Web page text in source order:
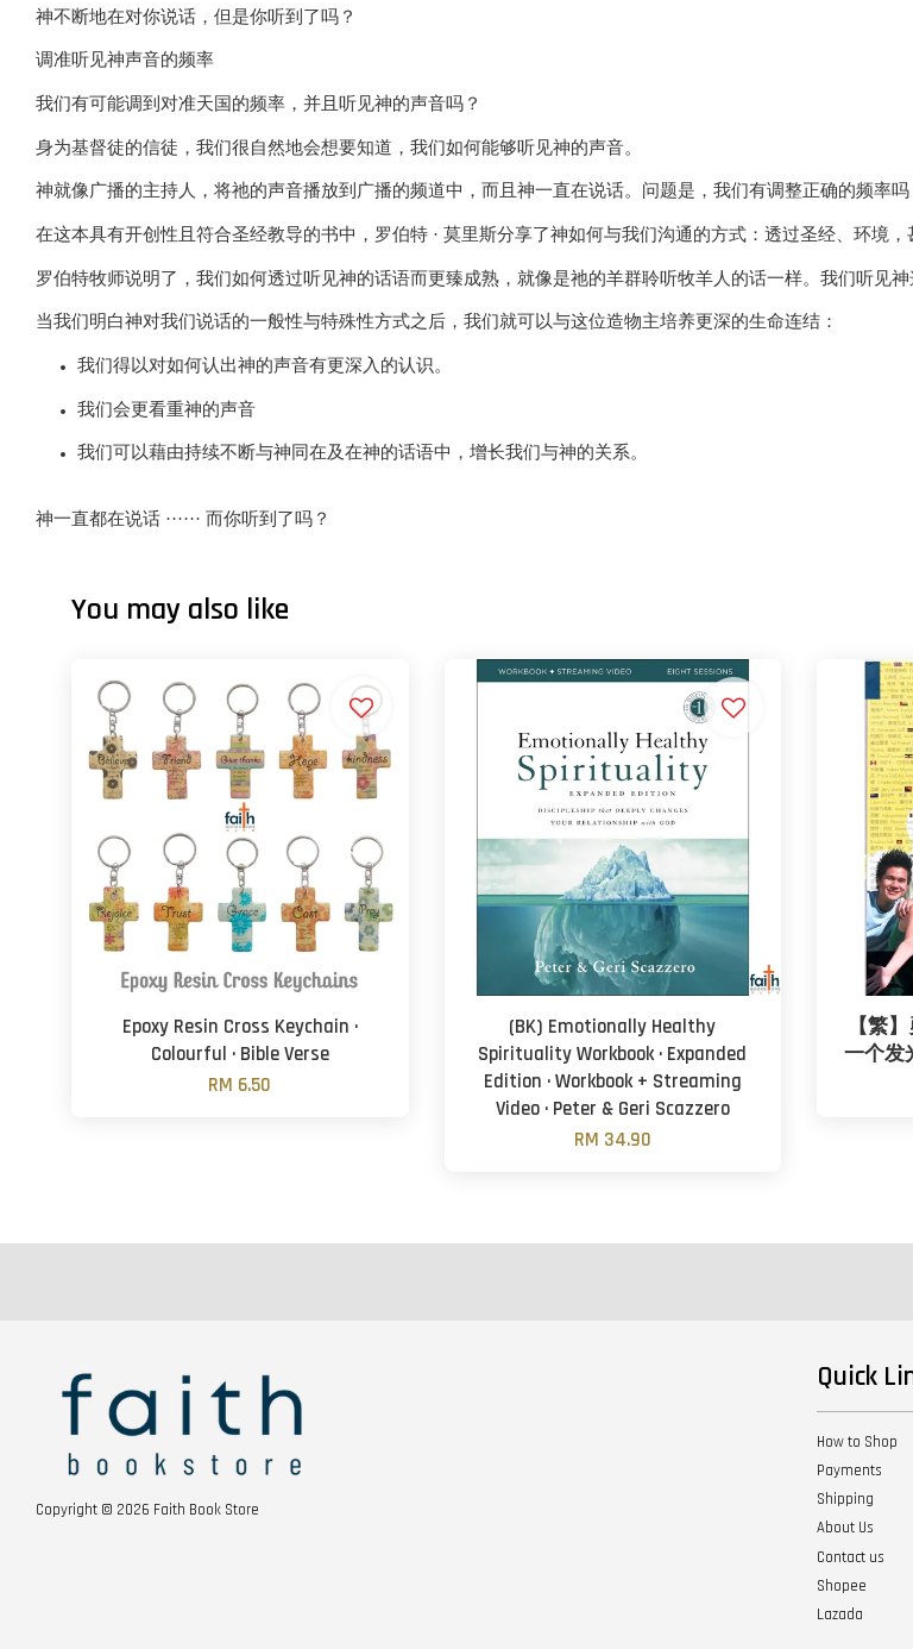
神不断地在对你说话，但是你听到了吗？
调准听见神声音的频率
我们有可能调到对准天国的频率，并且听见神的声音吗？
身为基督徒的信徒，我们很自然地会想要知道，我们如何能够听见神的声音。
神就像广播的主持人，将祂的声音播放到广播的频道中，而且神一直在说话。问题是，我们有调整正确的频率吗
在这本具有开创性且符合圣经教导的书中，罗伯特 · 莫里斯分享了神如何与我们沟通的方式：透过圣经、环境，
罗伯特牧师说明了，我们如何透过听见神的话语而更臻成熟，就像是祂的羊群聆听牧羊人的话一样。我们听见
当我们明白神对我们说话的一般性与特殊性方式之后，我们就可以与这位造物主培养更深的生命连结：
我们得以对如何认出神的声音有更深入的认识。
我们会更看重神的声音
我们可以藉由持续不断与神同在及在神的话语中，增长我们与神的关系。
神一直都在说话 ······ 而你听到了吗？
You may also like
Epoxy Resin Cross Keychain ·
Colourful · Bible Verse
RM 6.50
(BK) Emotionally Healthy
Spirituality Workbook · Expanded
Edition · Workbook + Streaming
Video · Peter & Geri Scazzero
RM 34.90
【繁
一个发
Copyright © 2026 Faith Book Store
Quick
How to Shop
Payments
Shipping
About Us
Contact us
Shopee
Lazada